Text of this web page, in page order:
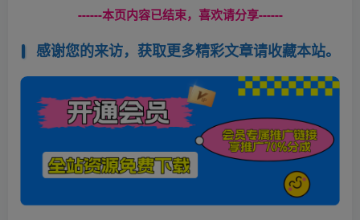
------本页内容已结束，喜欢请分享------
感谢您的来访，获取更多精彩文章请收藏本站。